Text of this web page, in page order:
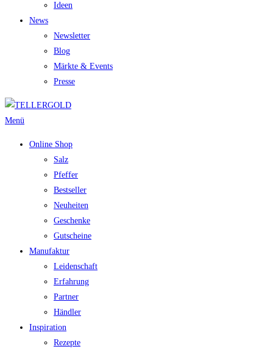
Ideen
News
Newsletter
Blog
Märkte & Events
Presse
Menü
Online Shop
Salz
Pfeffer
Bestseller
Neuheiten
Geschenke
Gutscheine
Manufaktur
Leidenschaft
Erfahrung
Partner
Händler
Inspiration
Rezepte